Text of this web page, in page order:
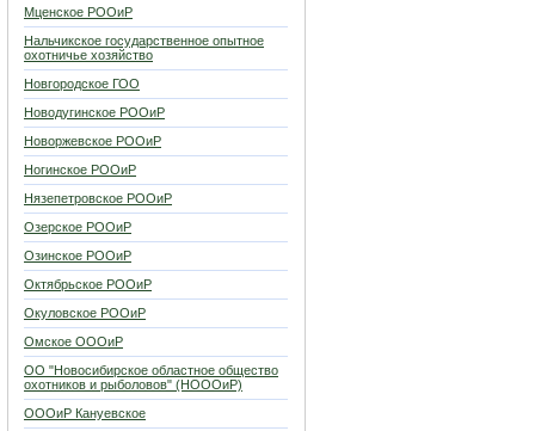
Мценское РООиР
Нальчикское государственное опытное
охотничье хозяйство
Новгородское ГОО
Новодугинское РООиР
Новоржевское РООиР
Ногинское РООиР
Нязепетровское РООиР
Озерское РООиР
Озинское РООиР
Октябрьское РООиР
Окуловское РООиР
Омское ОООиР
ОО "Новосибирское областное общество
охотников и рыболовов" (НОООиР)
ОООиР Кануевское